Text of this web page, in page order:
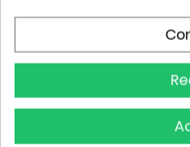
revisión
Sin opiniones por el